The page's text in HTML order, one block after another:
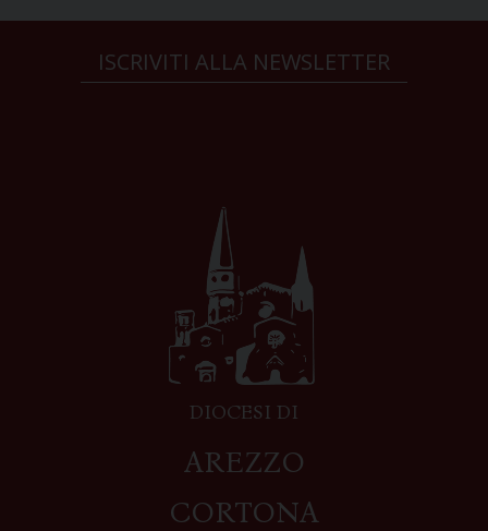
ISCRIVITI ALLA NEWSLETTER
DIOCESI DI
AREZZO
CORTONA